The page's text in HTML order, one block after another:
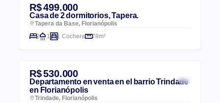
R$ 499.000
Casa de 2 dormitorios, Tapera.
Tapera da Base, Florianópolis
2
1 1 Cochera 78m²
R$ 530.000
Departamento en venta en el barrio Trindade
en Florianópolis
Trindade, Florianópolis